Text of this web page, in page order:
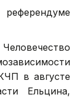
в августе
Ельцина,